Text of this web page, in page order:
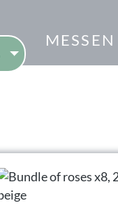
MESSEN